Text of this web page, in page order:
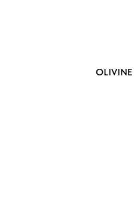
OLIVINE